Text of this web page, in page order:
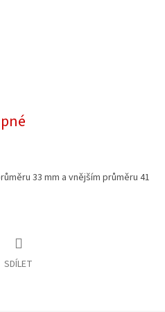
33 mm a vnějším průměru 41
SDÍLET